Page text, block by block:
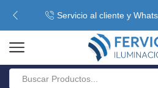
Servicio al cliente y